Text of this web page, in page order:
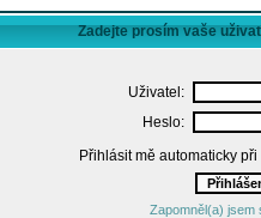
Zadejte prosím vaše
Uživatel:
Heslo:
Přihlásit mě automaticky
Zapomněl(a) jsem